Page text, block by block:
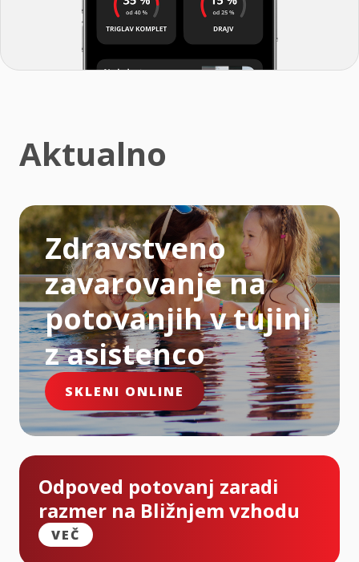
Aktualno
Zdravstveno
zavarovanje na
potovanjih v tujini
z asistenco
SKLENI ONLINE
Odpoved potovanj zaradi
razmer na Bližnjem vzhodu
VEČ